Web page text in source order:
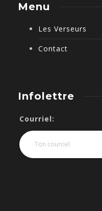
Menu
Les Verseurs
Contact
Infolettre
Courriel: